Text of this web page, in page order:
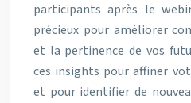
participants après le
précieux pour améliorer
et la pertinence de vos
ces insights pour affiner
et pour identifier de